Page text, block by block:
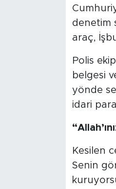
denetim
araç,
Polis
belgesi
yönde
idari
Kesilen
Senin